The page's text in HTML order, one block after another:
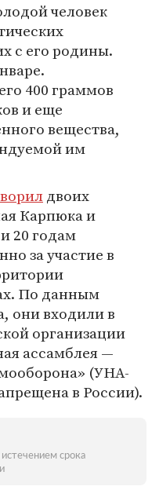
человек
с его родины.
400 граммов
и еще
вещества,
им
двоих
Карпюка и
20 годам
за участие в
По данным
они входили в
организации
ассамблея —
(УНА-
в России).
срока